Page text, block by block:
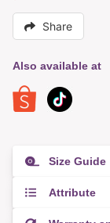
Kombinasi & Detail
Detail : Semi Wol
Share
Also available at
Size Guide
Attribute